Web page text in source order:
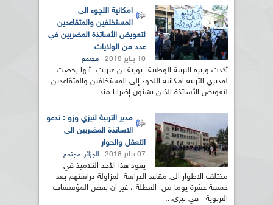
امكانية اللجوء الى
المستخلفين والمتقاعدين
لتعويض الأساتذة المضربين في
عدد من الولايات
10 يناير 2018 مجتمع
أكدت وزيرة التربية الوطنية، نورية بن غبريت، أنها رخصت
لمديري التربية امكانية اللجوء إلى المستخلفين والمتقاعدين
لتعويض الأساتذة الذين يشنون إضرابا منذ...
مدير التربية لتيزي وزو : ندعو
الاساتذة المضربين الى
التعقل والحوار
07 يناير 2018 الجزائر, مجتمع
يعود هذا الأحد التلاميذ في
مختلف الاطوار الى مقاعد الدراسة لمزاولة دراستهم بعد
خمسة عشرة يوما من العطلة ، غير ان بعض المؤسسات
التربوية في تيزي...